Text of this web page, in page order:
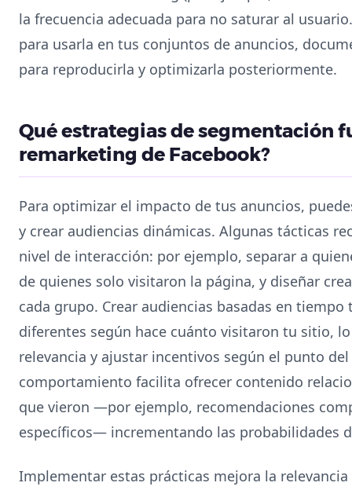
la frecuencia adecuada para no saturar al
para usarla en tus conjuntos de anuncios,
para reproducirla y optimizarla posteriormente.
Qué estrategias de segmentación
remarketing de Facebook?
Para optimizar el impacto de tus anuncios,
y crear audiencias dinámicas. Algunas tácticas
nivel de interacción: por ejemplo, separar a
de quienes solo visitaron la página, y diseñar
cada grupo. Crear audiencias basadas en
diferentes según hace cuánto visitaron tu sitio,
relevancia y ajustar incentivos según el punto
comportamiento facilita ofrecer contenido
que vieron —por ejemplo, recomendaciones
específicos— incrementando las probabilidades
Implementar estas prácticas mejora la